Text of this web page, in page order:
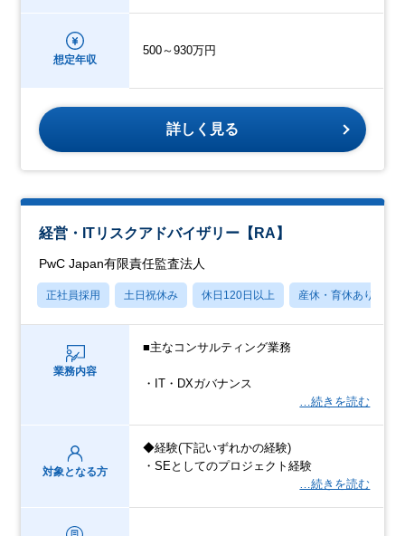
想定年収
500～930万円
詳しく見る
経営・ITリスクアドバイザリー【RA】
PwC Japan有限責任監査法人
正社員採用 土日祝休み 休日120日以上 産休・育休あり
業務内容
■主なコンサルティング業務
・IT・DXガバナンス
…続きを読む
対象となる方
◆経験(下記いずれかの経験)
・SEとしてのプロジェクト経験
…続きを読む